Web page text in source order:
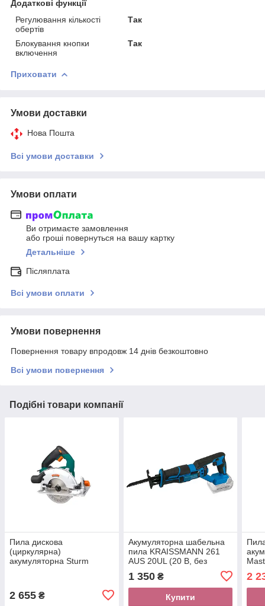
Додаткові функції
Регулювання кількості
обертів
Так
Блокування кнопки
включення
Так
Приховати
Умови доставки
Нова Пошта
Всі умови доставки
Умови оплати
Ви отримаєте замовлення
або гроші повернуться на вашу картку
Детальніше
Післяплата
Всі умови оплати
Умови повернення
Повернення товару впродовж 14 днів безкоштовно
Всі умови повернення
Подібні товари компанії
Пила дискова
(циркулярна)
акумуляторна Sturm
2 655 ₴
Акумуляторна шабельна
пила KRAISSMANN 261
AUS 20UL (20 В, без
акумулятора і зарядного
пристрою)
1 350₴
Купити
ЗП)
2